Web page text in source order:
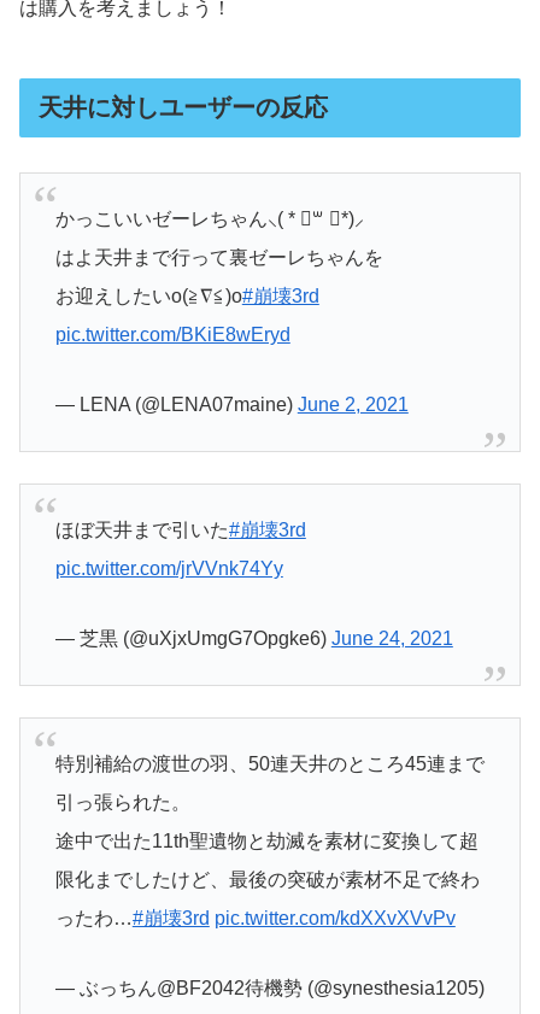
は購入を考えましょう！
天井に対しユーザーの反応
かっこいいゼーレちゃん⸜( * ॑꒳ ॑*)⸝
はよ天井まで行って裏ゼーレちゃんを
お迎えしたいo(≧∇≦)o#崩壊3rd
pic.twitter.com/BKiE8wEryd
— LENA (@LENA07maine) June 2, 2021
ほぼ天井まで引いた#崩壊3rd
pic.twitter.com/jrVVnk74Yy
— 芝黒 (@uXjxUmgG7Opgke6) June 24, 2021
特別補給の渡世の羽、50連天井のところ45連まで
引っ張られた。
途中で出た11th聖遺物と劫滅を素材に変換して超
限化までしたけど、最後の突破が素材不足で終わ
ったわ…#崩壊3rd pic.twitter.com/kdXXvXVvPv
— ぶっちん@BF2042待機勢 (@synesthesia1205)